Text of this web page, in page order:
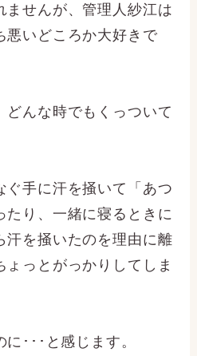
ませんが、管理人紗江は
悪いどころか大好きで
どんな時でもくっついて
ぐ手に汗を掻いて「あつ
たり、一緒に寝るときに
汗を掻いたのを理由に離
ょっとがっかりしてしま
･･･と感じます。